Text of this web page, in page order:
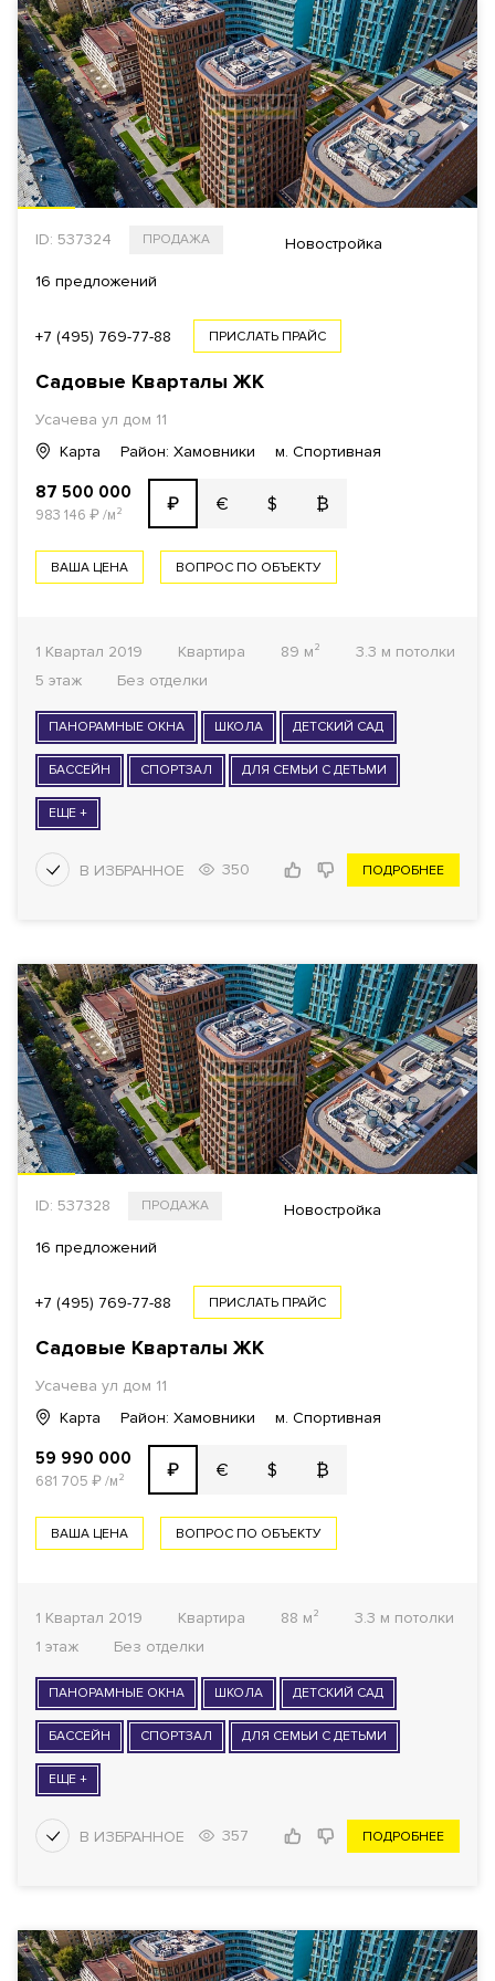
ПОКАЗАТЬ13
Еще фильтры
ID: 537324 ПРОДАЖА Новостройка
16 предложений
+7 (495) 769-77-88 ПРИСЛАТЬ ПРАЙС
Садовые Кварталы ЖК
Усачева ул дом 11
Карта
Район: Хамовники м. Спортивная
87 500 000
983 146 ₽/м² ₽ € $ ₿
ВАША ЦЕНА ВОПРОС ПО ОБЪЕКТУ
1 Квартал 2019 Квартира 89 м²
3.3 м потолки
5 этаж
Без отделки
ПАНОРАМНЫЕ ОКНА ШКОЛА ДЕТСКИЙ САД
БАССЕЙН СПОРТЗАЛ ДЛЯ СЕМЬИ С ДЕТЬМИ
ЕЩЕ +
350 ПОДРОБНЕЕ
ID: 537328 ПРОДАЖА Новостройка
16 предложений
+7 (495) 769-77-88 ПРИСЛАТЬ ПРАЙС
Садовые Кварталы ЖК
Усачева ул дом 11
Карта
Район: Хамовники м. Спортивная
59 990 000
681 705 ₽/м² ₽ € $ ₿
ВАША ЦЕНА ВОПРОС ПО ОБЪЕКТУ
1 Квартал 2019 Квартира 88 м²
3.3 м потолки
1 этаж
Без отделки
ПАНОРАМНЫЕ ОКНА ШКОЛА ДЕТСКИЙ САД
БАССЕЙН СПОРТЗАЛ ДЛЯ СЕМЬИ С ДЕТЬМИ
ЕЩЕ +
357 ПОДРОБНЕЕ